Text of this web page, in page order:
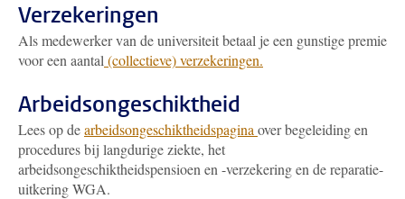
Verzekeringen
Als medewerker van de universiteit betaal je een gunstige premie
voor een aantal (collectieve) verzekeringen.
Arbeidsongeschiktheid
Lees op dearbeidsongeschiktheidspagina over begeleiding en
procedures bij langdurige ziekte, het
arbeidsongeschiktheidspensioen en -verzekering en de reparatie-
uitkering WGA.